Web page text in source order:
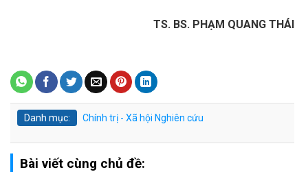
TS. BS. PHẠM QUANG THÁI
Danh mục: Chính trị - Xã hội Nghiên cứu
Bài viết cùng chủ đề: